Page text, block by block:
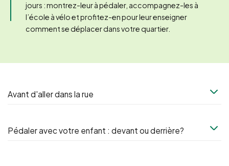
jours : montrez-leur à pédaler, accompagnez-les à
l’école à vélo et profitez-en pour leur enseigner
comment se déplacer dans votre quartier.
Avant d'aller dans la rue
Pédaler avec votre enfant : devant ou derrière?